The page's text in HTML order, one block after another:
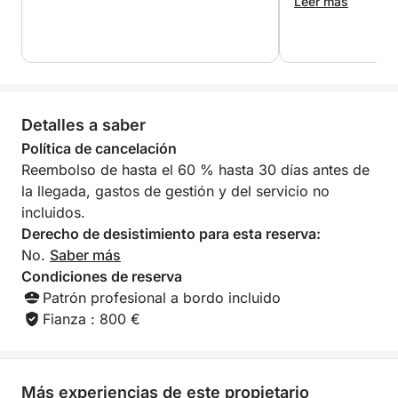
ralentiza. Ancla en lugares tranquilos, date un
ofrecer. Ideal para familias, amigos o parejas, este
tour combina ocio y exploración en un entorno de
lujo.
Disfruta del día a tu manera y regresa a Marina
Salinas de Torrevieja con una brisa marina en el pelo
y recuerdos inolvidables.
Detalles a saber
Política de cancelación
Reembolso de hasta el 60 % hasta 30 días antes de
la llegada, gastos de gestión y del servicio no
incluidos.
Derecho de desistimiento para esta reserva:
No. Saber más
Condiciones de reserva
Patrón profesional a bordo incluido
Fianza : 800 €
Más experiencias de este propietario